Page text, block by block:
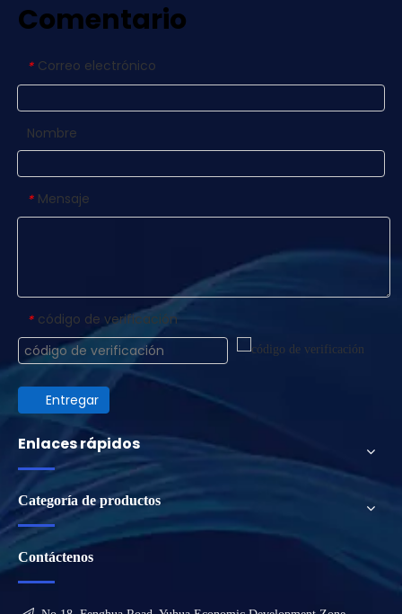
Comentario
* Correo electrónico
Nombre
* Mensaje
* código de verificación
Entregar
Enlaces rápidos
Categoría de productos
Contáctenos